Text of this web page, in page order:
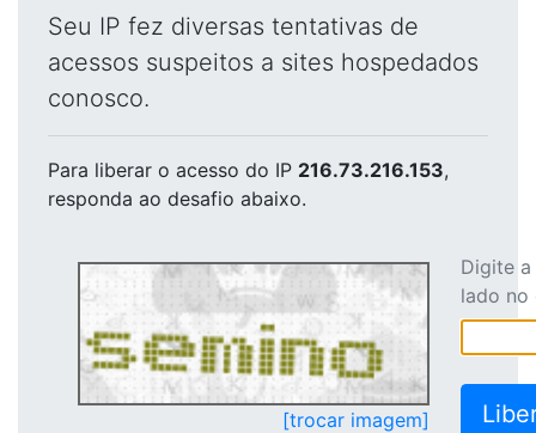
Seu IP fez diversas tentativas de
acessos suspeitos a sites hospedados
conosco.
Para liberar o acesso do IP 216.73.216.153,
responda ao desafio abaixo.
[trocar imagem]
Digite
lado no